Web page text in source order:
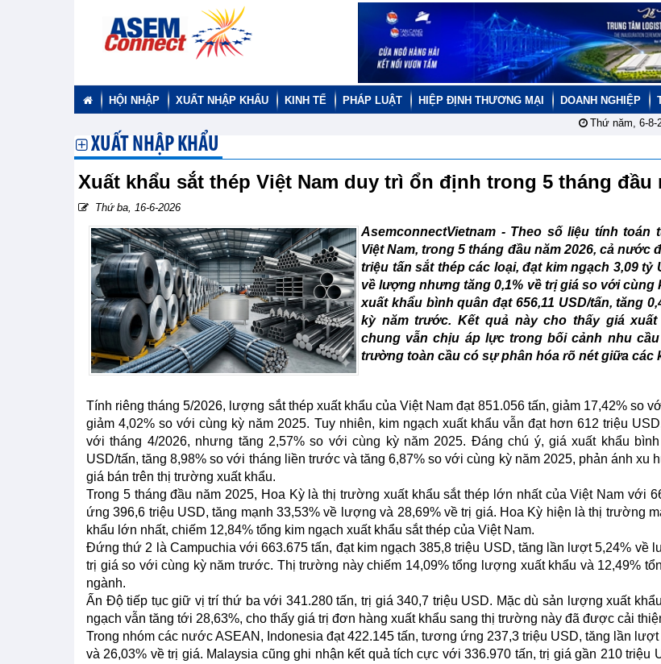
HỘI NHẬP XUẤT NHẬP KHẨU KINH TẾ PHÁP LUẬT HIỆP ĐỊNH THƯƠNG MẠI DOANH NGHIỆP
Thứ năm, 6-8-
XUẤT NHẬP KHẨU
Xuất khẩu sắt thép Việt Nam duy trì ổn định trong 5 tháng đầu
Thứ ba, 16-6-2026
AsemconnectVietnam - Theo số liệu tính toán
Việt Nam, trong 5 tháng đầu năm 2026, cả nước
triệu tấn sắt thép các loại, đạt kim ngạch 3,09 tỷ
về lượng nhưng tăng 0,1% về trị giá so với cùng
xuất khẩu bình quân đạt 656,11 USD/tấn, tăng
kỳ năm trước. Kết quả này cho thấy giá
chung vẫn chịu áp lực trong bối cảnh nhu
trường toàn cầu có sự phân hóa rõ nét giữa các
Tính riêng tháng 5/2026, lượng sắt thép xuất khẩu của Việt Nam đạt 851.056 tấn, giảm 17,42% so
giảm 4,02% so với cùng kỳ năm 2025. Tuy nhiên, kim ngạch xuất khẩu vẫn đạt hơn 612 triệu
với tháng 4/2026, nhưng tăng 2,57% so với cùng kỳ năm 2025. Đáng chú ý, giá xuất khẩu
USD/tấn, tăng 8,98% so với tháng liền trước và tăng 6,87% so với cùng kỳ năm 2025, phản ánh xu
giá bán trên thị trường xuất khẩu.
Trong 5 tháng đầu năm 2025, Hoa Kỳ là thị trường xuất khẩu sắt thép lớn nhất của Việt Nam với
ứng 396,6 triệu USD, tăng mạnh 33,53% về lượng và 28,69% về trị giá. Hoa Kỳ hiện là thị trường
khẩu lớn nhất, chiếm 12,84% tổng kim ngạch xuất khẩu sắt thép của Việt Nam.
Đứng thứ 2 là Campuchia với 663.675 tấn, đạt kim ngạch 385,8 triệu USD, tăng lần lượt 5,24% về
trị giá so với cùng kỳ năm trước. Thị trường này chiếm 14,09% tổng lượng xuất khẩu và 12,49%
ngành.
Ấn Độ tiếp tục giữ vị trí thứ ba với 341.280 tấn, trị giá 340,7 triệu USD. Mặc dù sản lượng xuất
ngạch vẫn tăng tới 28,63%, cho thấy giá trị đơn hàng xuất khẩu sang thị trường này đã được cải
Trong nhóm các nước ASEAN, Indonesia đạt 422.145 tấn, tương ứng 237,3 triệu USD, tăng lần
và 26,03% về trị giá. Malaysia cũng ghi nhận kết quả tích cực với 336.970 tấn, trị giá gần 210 triệu